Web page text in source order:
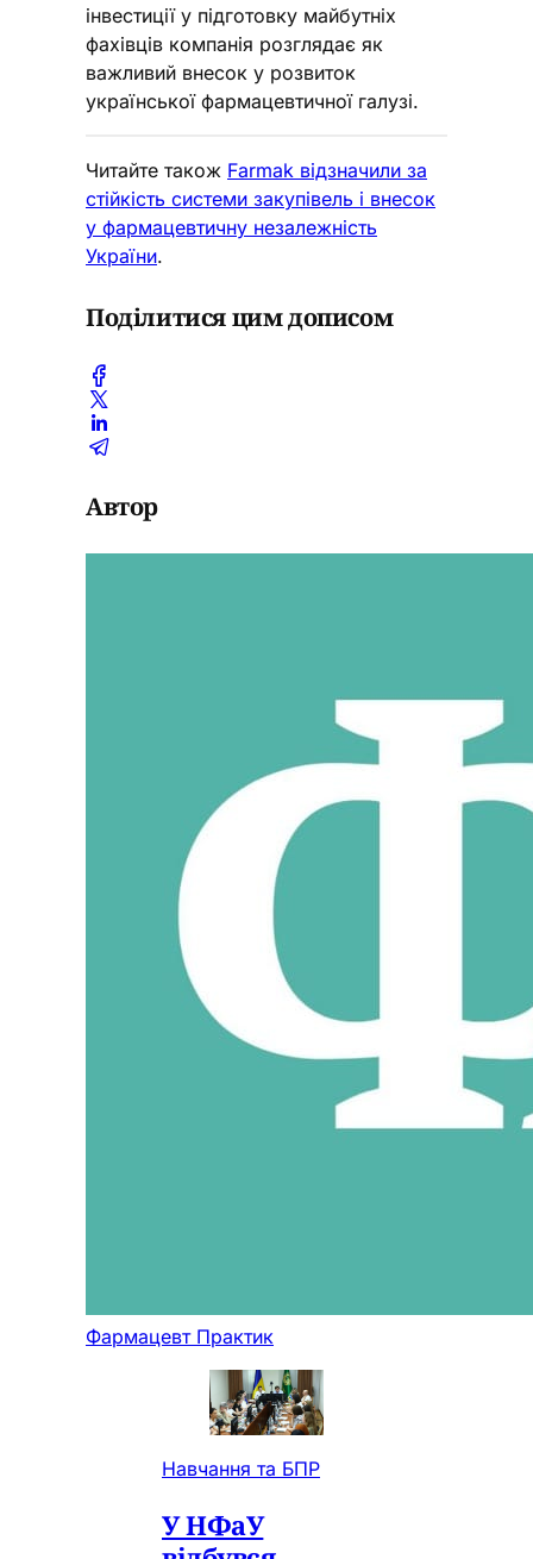
інвестиції у підготовку майбутніх
фахівців компанія розглядає як
важливий внесок у розвиток
української фармацевтичної галузі.
Читайте також Farmak відзначили за
стійкість системи закупівель і внесок
у фармацевтичну незалежність
України.
Поділитися цим дописом
Автор
Фармацевт Практик
Навчання та БПР
У НФаУ